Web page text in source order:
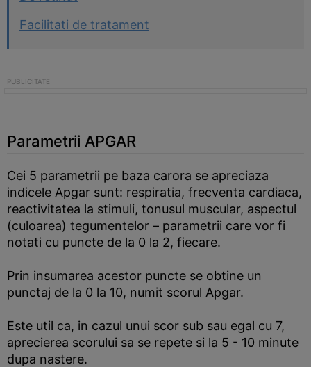
Facilitati de tratament
Parametrii APGAR
Cei 5 parametrii pe baza carora se apreciaza
indicele Apgar sunt: respiratia, frecventa cardiaca,
reactivitatea la stimuli, tonusul muscular, aspectul
(culoarea) tegumentelor – parametrii care vor fi
notati cu puncte de la 0 la 2, fiecare.
Prin insumarea acestor puncte se obtine un
punctaj de la 0 la 10, numit scorul Apgar.
Este util ca, in cazul unui scor sub sau egal cu 7,
aprecierea scorului sa se repete si la 5 - 10 minute
dupa nastere.